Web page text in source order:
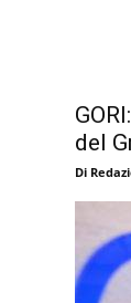
del
Di